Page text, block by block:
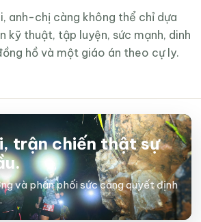
anh-chị càng không thể chỉ dựa
kỹ thuật, tập luyện, sức mạnh, dinh
hồ và một giáo án theo cự ly.
trận chiến thật sự
và phân phối sức càng quyết định